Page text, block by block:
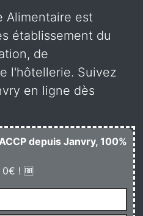
Alimentaire est
établissement du
de
l'hôtellerie. Suivez
en ligne dès
depuis Janvry, 100%
! 🆓